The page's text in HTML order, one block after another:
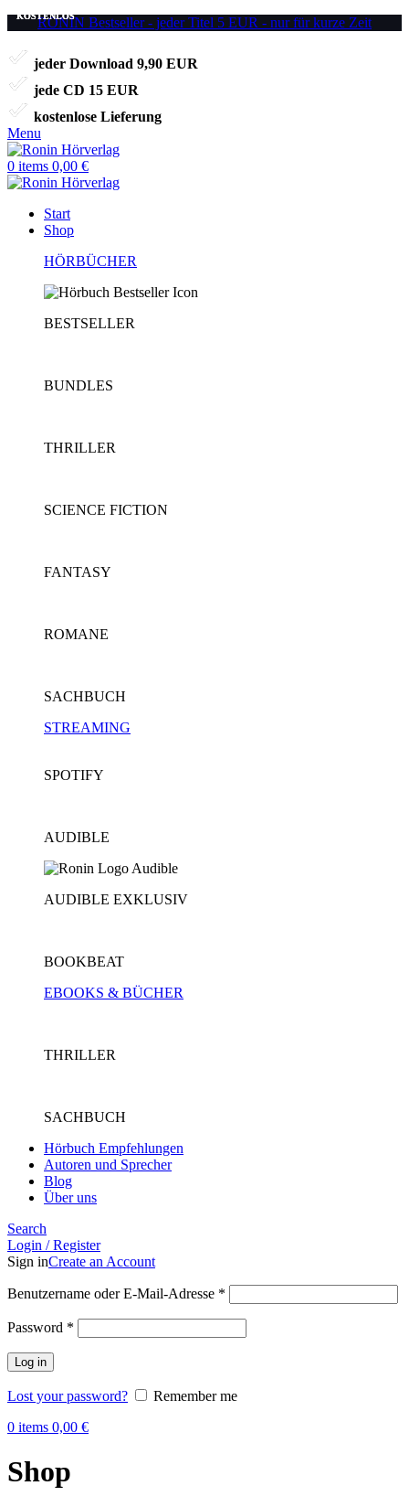
RONIN Bestseller - jeder Titel 5 EUR - nur für kurze Zeit
jeder Download 9,90 EUR
jede CD 15 EUR
kostenlose Lieferung
Menu
0 items 0,00 €
Start
Shop
HÖRBÜCHER
BESTSELLER
BUNDLES
THRILLER
SCIENCE FICTION
FANTASY
ROMANE
SACHBUCH
STREAMING
SPOTIFY
AUDIBLE
AUDIBLE EXKLUSIV
BOOKBEAT
EBOOKS & BÜCHER
THRILLER
SACHBUCH
Hörbuch Empfehlungen
Autoren und Sprecher
Blog
Über uns
Search
Login / Register
Sign inCreate an Account
Benutzername oder E-Mail-Adresse *
Password *
Log in
Lost your password?
Remember me
0 items 0,00 €
Shop
KOSTENLOS
KOSTENLOS
KOSTENLOS